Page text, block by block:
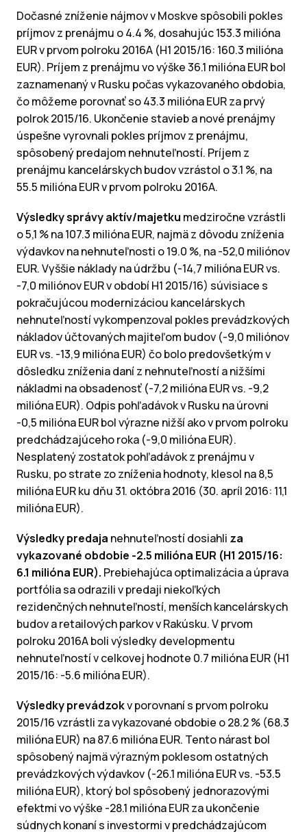
Dočasné zníženie nájmov v Moskve spôsobili pokles
príjmov z prenájmu o 4.4 %, dosahujúc 153.3 milióna
EUR v prvom polroku 2016A (H1 2015/16: 160.3 milióna
EUR). Príjem z prenájmu vo výške 36.1 milióna EUR bol
zaznamenaný v Rusku počas vykazovaného obdobia,
čo môžeme porovnať so 43.3 milióna EUR za prvý
polrok 2015/16. Ukončenie stavieb a nové prenájmy
úspešne vyrovnali pokles príjmov z prenájmu,
spôsobený predajom nehnuteľností. Príjem z
prenájmu kancelárskych budov vzrástol o 3.1 %, na
55.5 milióna EUR v prvom polroku 2016A.
Výsledky správy aktív/majetku medziročne vzrástli
o 5,1 % na 107.3 milióna EUR, najmä z dôvodu zníženia
výdavkov na nehnuteľnosti o 19.0 %, na -52,0 miliónov
EUR. Vyššie náklady na údržbu (-14,7 milióna EUR vs.
-7,0 miliónov EUR v období H1 2015/16) súvisiace s
pokračujúcou modernizáciou kancelárskych
nehnuteľností vykompenzoval pokles prevádzkových
nákladov účtovaných majiteľom budov (-9,0 miliónov
EUR vs. -13,9 milióna EUR) čo bolo predovšetkým v
dôsledku zníženia daní z nehnuteľností a nižšími
nákladmi na obsadenosť (-7,2 milióna EUR vs. -9,2
milióna EUR). Odpis pohľadávok v Rusku na úrovni
-0,5 milióna EUR bol výrazne nižší ako v prvom polroku
predchádzajúceho roka (-9,0 milióna EUR).
Nesplatený zostatok pohľadávok z prenájmu v
Rusku, po strate zo zníženia hodnoty, klesol na 8,5
milióna EUR ku dňu 31. októbra 2016 (30. apríl 2016: 11,1
milióna EUR).
Výsledky predaja nehnuteľností dosiahli za
vykazované obdobie -2.5 milióna EUR (H1 2015/16:
6.1 milióna EUR). Prebiehajúca optimalizácia a úprava
portfólia sa odrazili v predaji niekoľkých
rezidenčných nehnuteľností, menších kancelárskych
budov a retailových parkov v Rakúsku. V prvom
polroku 2016A boli výsledky developmentu
nehnuteľností v celkovej hodnote 0.7 milióna EUR (H1
2015/16: -5.6 milióna EUR).
Výsledky prevádzokv porovnaní s prvom polroku
2015/16 vzrástli za vykazované obdobie o 28.2 % (68.3
milióna EUR) na 87.6 milióna EUR. Tento nárast bol
spôsobený najmä výrazným poklesom ostatných
prevádzkových výdavkov (-26.1 milióna EUR vs. -53.5
milióna EUR), ktorý bol spôsobený jednorazovými
efektmi vo výške -28.1 milióna EUR za ukončenie
súdnych konaní s investormi v predchádzajúcom